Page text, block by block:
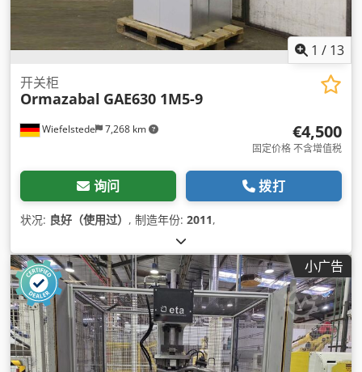
1 / 13
Wiefelstede 7,268 km
开关柜
Ormazabal GAE630 1M5-9
€4,500
固定价格 不含增值税
询问 拨打
状况: 良好（使用过） , 制造年份: 2011,
小广告